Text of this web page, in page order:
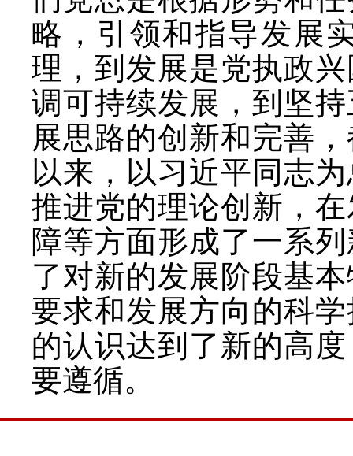
略，引领和指导发展
理，到发展是党执政
调可持续发展，到坚
展思路的创新和完善
以来，以习近平同志
推进党的理论创新，
障等方面形成了一系
了对新的发展阶段基
要求和发展方向的科
的认识达到了新的高
要遵循。